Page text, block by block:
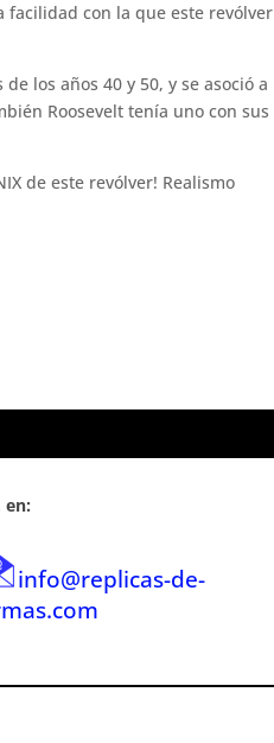
facilidad con la que este revólver
los años 40 y 50, y se asoció a
Roosevelt tenía uno con sus
de este revólver! Realismo
en:
info@replicas-de-